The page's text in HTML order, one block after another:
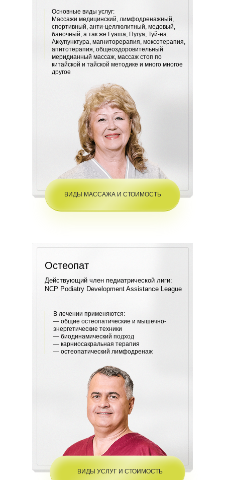
Основные виды услуг:
Массажи медицинский, лимфодренажный,
спортивный, анти-целлюлитный, медовый,
баночный, а так же Гуаша, Пугуа, Туй-на.
Аккупунктура, магниторерапия, моксотерапия,
апитотерапия, общеоздоровительный
меридианный массаж, массаж стоп по
китайской и тайской методике и много многое
другое
Остеопат
Действующий член педиатрической лиги:
NCP Podiatry Development Assistance League
В лечении применяются:
— общие остеопатические и мышечно-
энергетические техники
— биодинамический подход
— карниосакральная терапия
— остеопатический лимфодренаж
ВИДЫ МАССАЖА И СТОИМОСТЬ
ВИДЫ УСЛУГ И СТОИМОСТЬ